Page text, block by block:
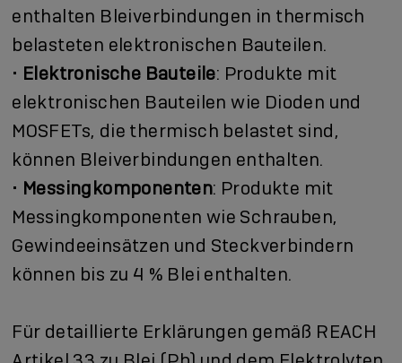
enthalten Bleiverbindungen in thermisch
belasteten elektronischen Bauteilen.
• Elektronische Bauteile: Produkte mit
elektronischen Bauteilen wie Dioden und
MOSFETs, die thermisch belastet sind,
können Bleiverbindungen enthalten.
• Messingkomponenten: Produkte mit
Messingkomponenten wie Schrauben,
Gewindeeinsätzen und Steckverbindern
können bis zu 4 % Blei enthalten.
Für detaillierte Erklärungen gemäß REACH